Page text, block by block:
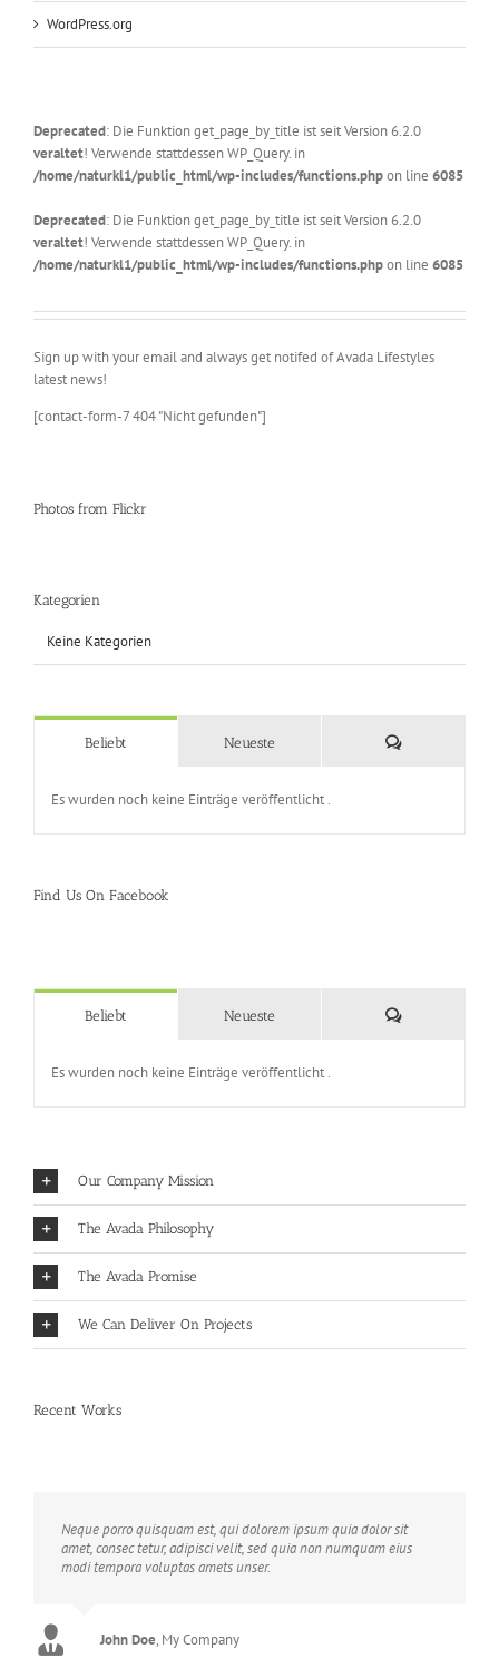
WordPress.org
Deprecated: Die Funktion get_page_by_title ist seit Version 6.2.0
veraltet! Verwende stattdessen WP_Query. in
/home/naturkl1/public_html/wp-includes/functions.phpon line 6085
Deprecated: Die Funktion get_page_by_title ist seit Version 6.2.0
veraltet! Verwende stattdessen WP_Query. in
/home/naturkl1/public_html/wp-includes/functions.phpon line 6085
Sign up with your email and always get notifed of Avada Lifestyles
latest news!
[contact-form-7 404 "Nicht gefunden"]
Photos from Flickr
Kategorien
Keine Kategorien
Beliebt Neueste Kommentare
Es wurden noch keine Einträge veröffentlicht .
Find Us On Facebook
Beliebt Neueste Kommentare
Es wurden noch keine Einträge veröffentlicht .
Our Company Mission
The Avada Philosophy
The Avada Promise
We Can Deliver On Projects
Recent Works
Neque porro quisquam est, qui dolorem ipsum quia dolor sit
amet, consec tetur, adipisci velit, sed quia non numquam eius
modi tempora voluptas amets unser.
John Doe, My Company
Luke Beck Theme Fusion